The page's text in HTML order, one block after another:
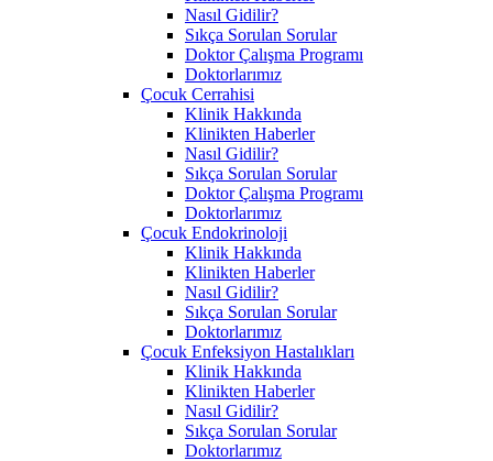
Nasıl Gidilir?
Sıkça Sorulan Sorular
Doktor Çalışma Programı
Doktorlarımız
Çocuk Cerrahisi
Klinik Hakkında
Klinikten Haberler
Nasıl Gidilir?
Sıkça Sorulan Sorular
Doktor Çalışma Programı
Doktorlarımız
Çocuk Endokrinoloji
Klinik Hakkında
Klinikten Haberler
Nasıl Gidilir?
Sıkça Sorulan Sorular
Doktorlarımız
Çocuk Enfeksiyon Hastalıkları
Klinik Hakkında
Klinikten Haberler
Nasıl Gidilir?
Sıkça Sorulan Sorular
Doktorlarımız